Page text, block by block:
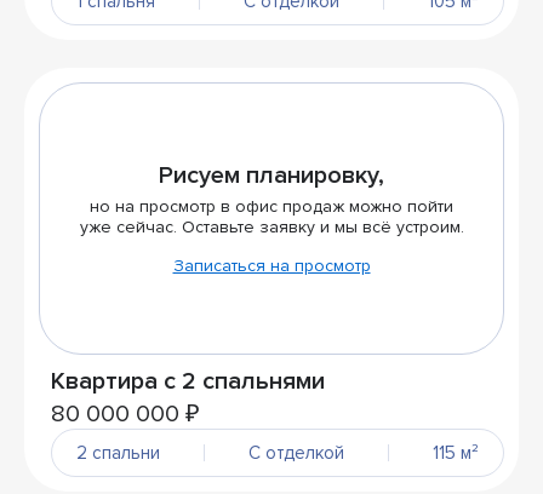
Рисуем планировку,
но на просмотр в офис продаж можно пойти
уже сейчас. Оставьте заявку и мы всё устроим.
Записаться на просмотр
Квартира с 2 спальнями
80 000 000 ₽
2 спальни С отделкой 115 м²